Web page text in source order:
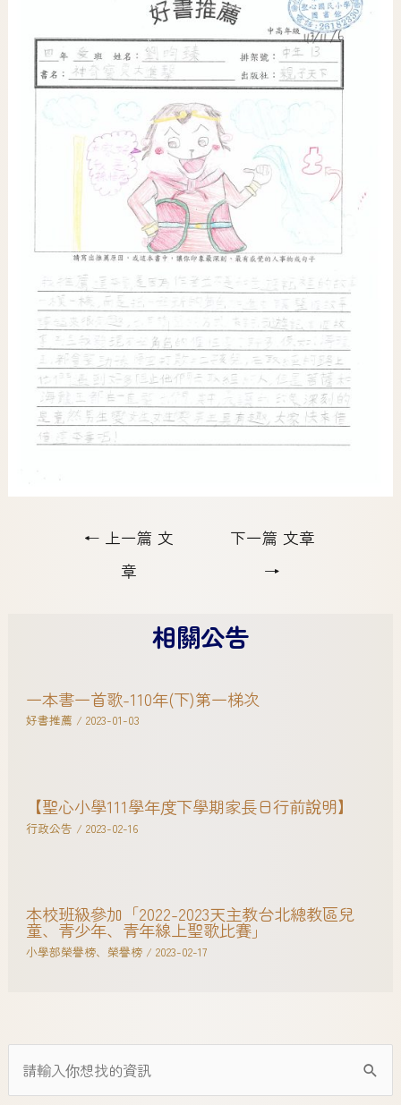
← 上一篇 文
章
下一篇 文章
→
相關公告
一本書一首歌-110年(下)第一梯次
好書推薦 / 2023-01-03
【聖心小學111學年度下學期家長日行前說明】
行政公告 / 2023-02-16
本校班級參加「2022-2023天主教台北總教區兒
童、青少年、青年線上聖歌比賽」
小學部榮譽榜、 榮譽榜/ 2023-02-17